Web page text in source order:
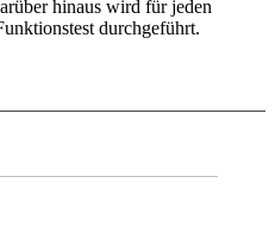
hinaus wird für jeden
durchgeführt.